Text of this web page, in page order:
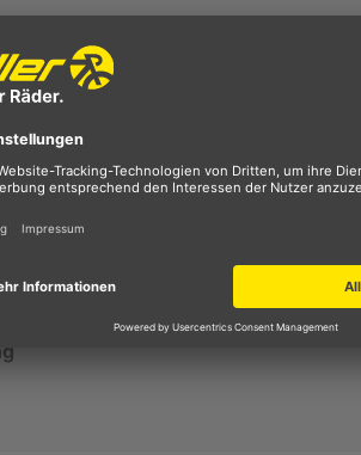
Einfach Artikel
den Kreditgeber BNP Paribas S.A.